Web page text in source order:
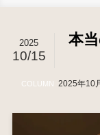
本
2025
10/15
COLUMN 2025年10